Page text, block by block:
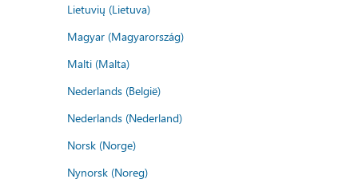
Lietuvių (Lietuva)
Magyar (Magyarország)
Malti (Malta)
Nederlands (België)
Nederlands (Nederland)
Norsk (Norge)
Nynorsk (Noreg)